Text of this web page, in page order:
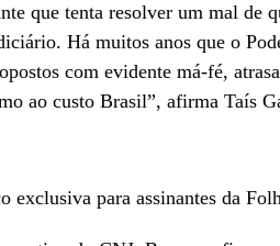
que tenta resolver um mal de
Há muitos anos que o
com evidente má-fé,
ao custo Brasil”, afirma Taís
exclusiva para assinantes da